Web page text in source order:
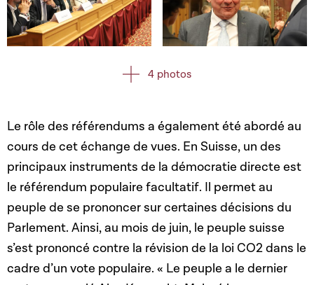
Open image in gallery Open image in gallery
4 photos
Le rôle des référendums a également été abordé au
cours de cet échange de vues. En Suisse, un des
principaux instruments de la démocratie directe est
le référendum populaire facultatif. Il permet au
peuple de se prononcer sur certaines décisions du
Parlement. Ainsi, au mois de juin, le peuple suisse
s’est prononcé contre la révision de la loi CO2 dans le
cadre d’un vote populaire. « Le peuple a le dernier